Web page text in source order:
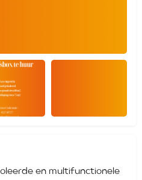
en multifunctionele